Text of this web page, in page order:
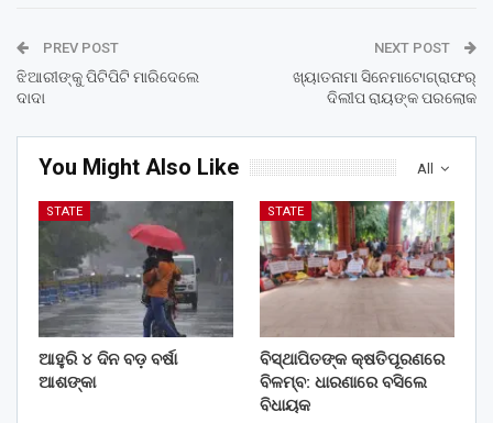
PREV POST
ଝିଆରୀଙ୍କୁ ପିଟିପିଟି ମାରିଦେଲେ
ଦାଦା
NEXT POST
ଖ୍ୟାତନାମା ସିନେମାଟୋଗ୍ରାଫର୍
ଦିଲୀପ ରାୟଙ୍କ ପରଲୋକ
All
You Might Also Like
STATE
ଆହୁରି ୪ ଦିନ ବଡ଼ ବର୍ଷା
ଆଶଙ୍କା
STATE
ବିସ୍ଥାପିତଙ୍କ କ୍ଷତିପୂରଣରେ
ବିଳମ୍ବ: ଧାରଣାରେ ବସିଲେ
ବିଧାୟକ